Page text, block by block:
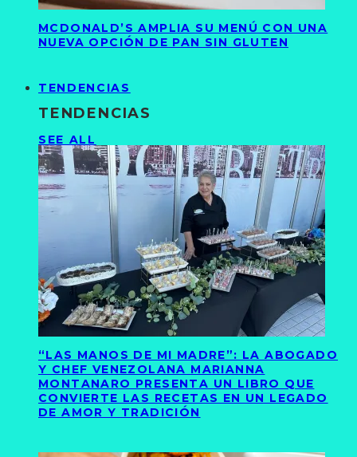
MCDONALD’S AMPLIA SU MENÚ CON UNA
NUEVA OPCIÓN DE PAN SIN GLUTEN
TENDENCIAS
TENDENCIAS
SEE ALL
“LAS MANOS DE MI MADRE”: LA ABOGADO
Y CHEF VENEZOLANA MARIANNA
MONTANARO PRESENTA UN LIBRO QUE
CONVIERTE LAS RECETAS EN UN LEGADO
DE AMOR Y TRADICIÓN